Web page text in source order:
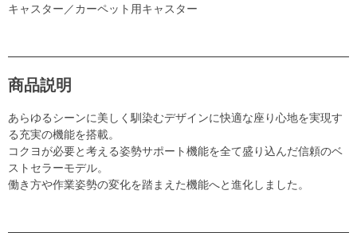
キャスター／カーペット用キャスター
商品説明
あらゆるシーンに美しく馴染むデザインに快適な座り心地を実現す
る充実の機能を搭載。
コクヨが必要と考える姿勢サポート機能を全て盛り込んだ信頼のベ
ストセラーモデル。
働き方や作業姿勢の変化を踏まえた機能へと進化しました。